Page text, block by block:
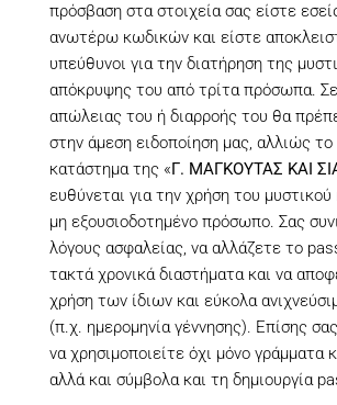
πρόσβαση στα στοιχεία σας είστε
ανωτέρω κωδικών και είστε
υπεύθυνοι για την διατήρηση της
απόκρυψης του από τρίτα πρόσωπα.
απώλειας του ή διαρροής του θα
στην άμεση ειδοποίηση μας, αλλιώς το
κατάστημα της «Γ. ΜΑΓΚΟΥΤΑΣ ΚΑΙ
ευθύνεται για την χρήση του
μη εξουσιοδοτημένο πρόσωπο. Σας
λόγους ασφαλείας, να αλλάζετε το
τακτά χρονικά διαστήματα και να
χρήση των ίδιων και εύκολα
(π.χ. ημερομηνία γέννησης). Επίσης
να χρησιμοποιείτε όχι μόνο γράμματα
αλλά και σύμβολα και τη δημιουργία